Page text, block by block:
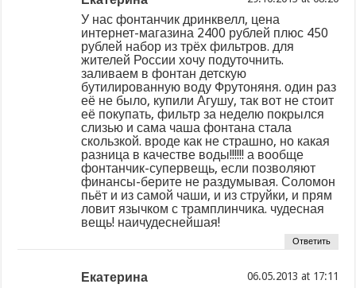
У нас фонтанчик дринквелл, цена
интернет-магазина 2400 рублей плюс 450
рублей набор из трёх фильтров. для
жителей России хочу подуточнить.
заливаем в фонтан детскую
бутилированную воду Фрутоняня. один раз
её не было, купили Агушу, так вот не стоит
её покупать, фильтр за неделю покрылся
слизью и сама чаша фонтана стала
скользкой. вроде как не страшно, но какая
разница в качестве воды!!!!!! а вообще
фонтанчик-супервещь, если позволяют
финансы-берите не раздумывая. Соломон
пьёт и из самой чаши, и из струйки, и прям
ловит язычком с трамплинчика. чудесная
вещь! наичудеснейшая!
Ответить
Екатерина at